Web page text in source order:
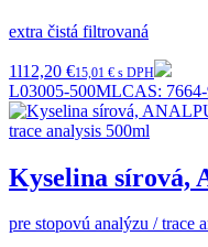
extra čistá filtrovaná
1l12,20 €15,01 € s DPH
L03005-500MLCAS:
Kyselina sírová,
pre stopovú analýzu / trace